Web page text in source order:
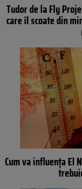
Tudor de la Fly
care îl scoate din
Cum va influența El